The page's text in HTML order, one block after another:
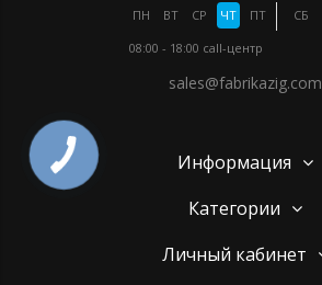
ПН ВТ СР ЧТ ПТ СБ
08:00 - 18:00 call-центр
sales@fabrikazig.com
Информация
Категории
Личный кабинет